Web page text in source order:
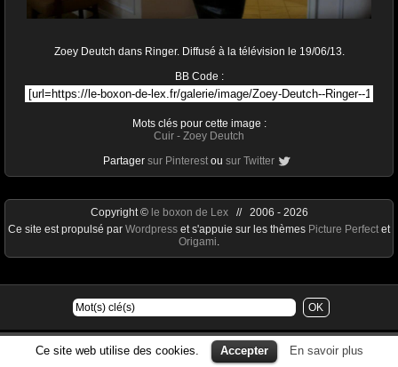
Zoey Deutch dans Ringer. Diffusé à la télévision le 19/06/13.
BB Code :
Mots clés pour cette image :
Cuir - Zoey Deutch
Partager sur Pinterest ou sur Twitter
Ce site web utilise des cookies. Accepter En savoir plus
Copyright © le boxon de Lex// 2006 - 2026
Ce site est propulsé par Wordpress et s'appuie sur les thèmes Picture Perfect et
Origami.